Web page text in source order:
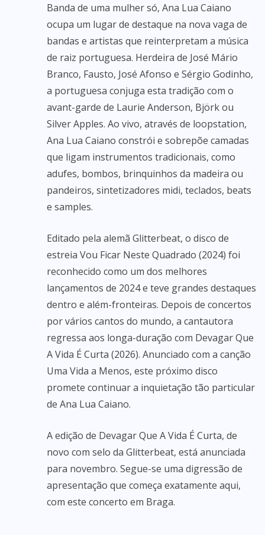
Banda de uma mulher só, Ana Lua Caiano
ocupa um lugar de destaque na nova vaga de
bandas e artistas que reinterpretam a música
de raiz portuguesa. Herdeira de José Mário
Branco, Fausto, José Afonso e Sérgio Godinho,
a portuguesa conjuga esta tradição com o
avant-garde de Laurie Anderson, Björk ou
Silver Apples. Ao vivo, através de loopstation,
Ana Lua Caiano constrói e sobrepõe camadas
que ligam instrumentos tradicionais, como
adufes, bombos, brinquinhos da madeira ou
pandeiros, sintetizadores midi, teclados, beats
e samples.
Editado pela alemã Glitterbeat, o disco de
estreia Vou Ficar Neste Quadrado (2024) foi
reconhecido como um dos melhores
lançamentos de 2024 e teve grandes destaques
dentro e além-fronteiras. Depois de concertos
por vários cantos do mundo, a cantautora
regressa aos longa-duração com Devagar Que
A Vida É Curta (2026). Anunciado com a canção
Uma Vida a Menos, este próximo disco
promete continuar a inquietação tão particular
de Ana Lua Caiano.
A edição de Devagar Que A Vida É Curta, de
novo com selo da Glitterbeat, está anunciada
para novembro. Segue-se uma digressão de
apresentação que começa exatamente aqui,
com este concerto em Braga.